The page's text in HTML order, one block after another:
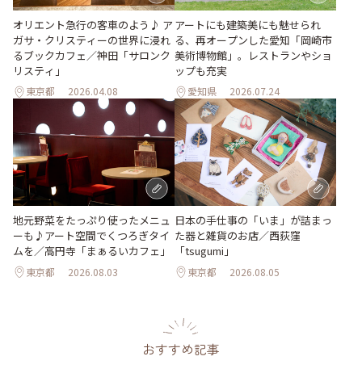
オリエント急行の客車のよう♪ ア
ガサ・クリスティーの世界に浸れ
るブックカフェ／神田「サロンク
リスティ」
東京都 2026.04.08
アートにも建築美にも魅せられ
る、再オープンした愛知「岡崎市
美術博物館」。レストランやショ
ップも充実
愛知県 2026.07.24
地元野菜をたっぷり使ったメニュ
ーも♪アート空間でくつろぎタイ
ムを／高円寺「まぁるいカフェ」
東京都 2026.08.03
日本の手仕事の「いま」が詰まっ
た器と雑貨のお店／西荻窪
「tsugumi」
東京都 2026.08.05
おすすめ記事